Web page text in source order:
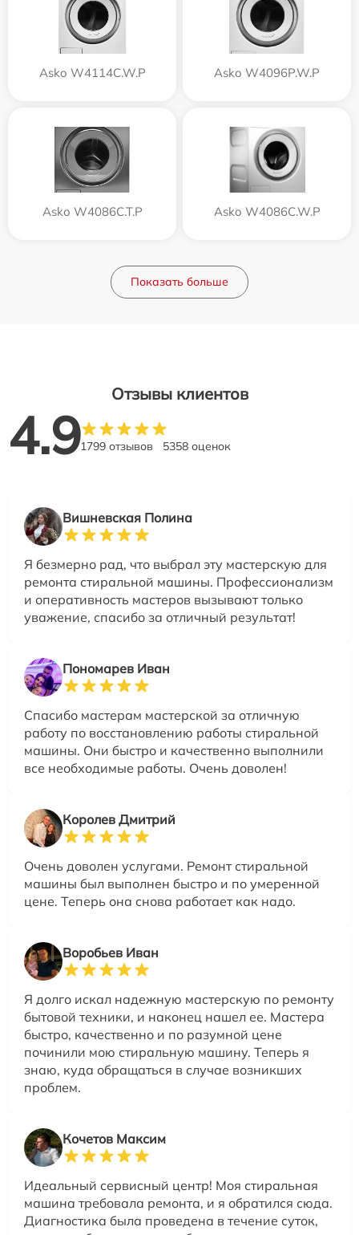
Asko W4114C.W.P Asko W4096P.W.P
Asko W4086C.T.P Asko W4086C.W.P
Показать больше
Отзывы клиентов
4.91799 отзывов 5358 оценок
Вишневская Полина
Я безмерно рад, что выбрал эту мастерскую для
ремонта стиральной машины. Профессионализм
и оперативность мастеров вызывают только
уважение, спасибо за отличный результат!
Пономарев Иван
Спасибо мастерам мастерской за отличную
работу по восстановлению работы стиральной
машины. Они быстро и качественно выполнили
все необходимые работы. Очень доволен!
Королев Дмитрий
Очень доволен услугами. Ремонт стиральной
машины был выполнен быстро и по умеренной
цене. Теперь она снова работает как надо.
Воробьев Иван
Я долго искал надежную мастерскую по ремонту
бытовой техники, и наконец нашел ее. Мастера
быстро, качественно и по разумной цене
починили мою стиральную машину. Теперь я
знаю, куда обращаться в случае возникших
проблем.
Кочетов Максим
Идеальный сервисный центр! Моя стиральная
машина требовала ремонта, и я обратился сюда.
Диагностика была проведена в течение суток,